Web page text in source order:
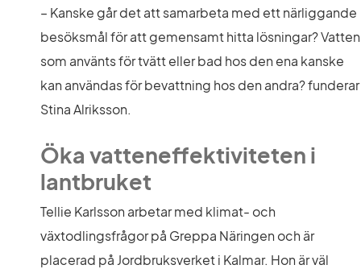
– Kanske går det att samarbeta med ett närliggande
besöksmål för att gemensamt hitta lösningar? Vatten
som använts för tvätt eller bad hos den ena kanske
kan användas för bevattning hos den andra? funderar
Stina Alriksson.
Öka vatteneffektiviteten i
lantbruket
Tellie Karlsson arbetar med klimat- och
växtodlingsfrågor på Greppa Näringen och är
placerad på Jordbruksverket i Kalmar. Hon är väl